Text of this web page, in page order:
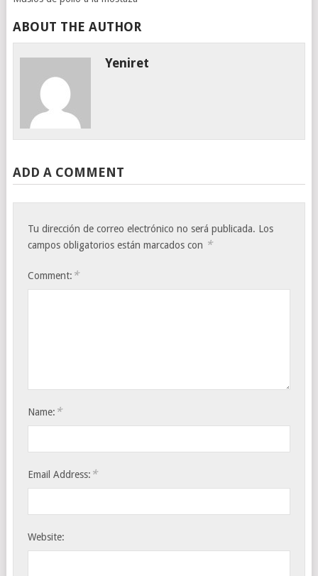
ABOUT THE AUTHOR
Yeniret
ADD A COMMENT
Tu dirección de correo electrónico no será publicada. Los
campos obligatorios están marcados con *
Comment: *
Name: *
Email Address: *
Website: